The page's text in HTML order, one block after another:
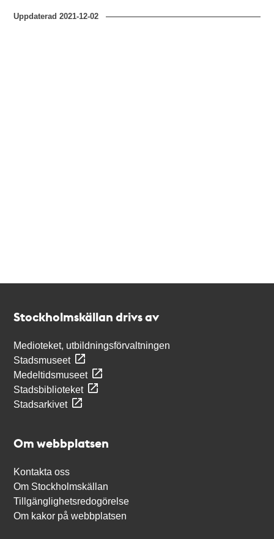
Uppdaterad2021-12-02
Stockholmskällan drivs av
Medioteket, utbildningsförvaltningen
Stadsmuseet
Medeltidsmuseet
Stadsbiblioteket
Stadsarkivet
Om webbplatsen
Kontakta oss
Om Stockholmskällan
Tillgänglighetsredogörelse
Om kakor på webbplatsen